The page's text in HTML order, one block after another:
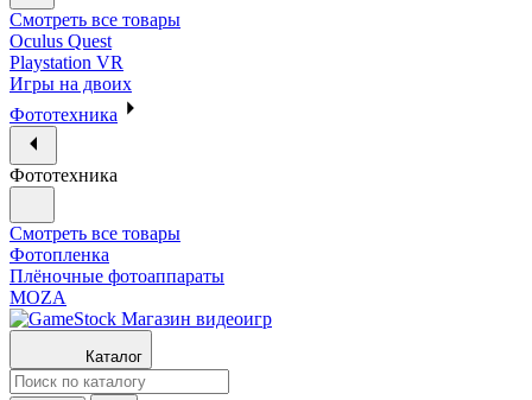
Смотреть все товары
Oculus Quest
Playstation VR
Игры на двоих
Фототехника
Фототехника
Смотреть все товары
Фотопленка
Плёночные фотоаппараты
MOZA
Каталог